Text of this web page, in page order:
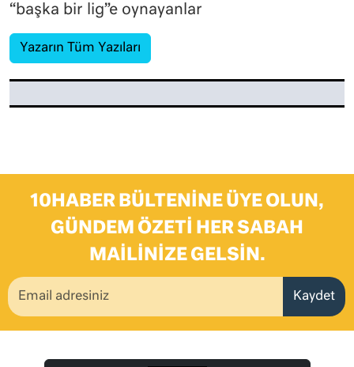
“başka bir lig”e oynayanlar
Yazarın Tüm Yazıları
10HABER BÜLTENINE ÜYE OLUN,
GÜNDEM ÖZETI HER SABAH
MAILINIZE GELSIN.
Kaydet